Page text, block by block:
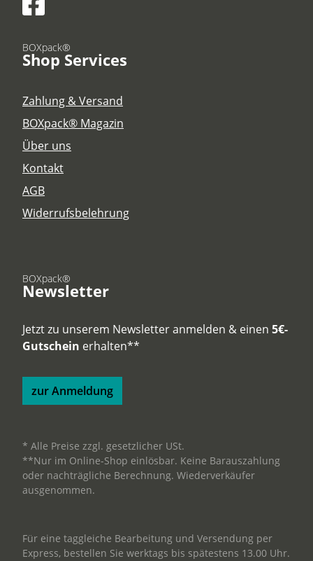
BOXpack®
Shop Services
Zahlung & Versand
BOXpack® Magazin
Über uns
Kontakt
AGB
Widerrufsbelehrung
BOXpack®
Newsletter
Jetzt zu unserem Newsletter anmelden & einen 5€-
Gutschein erhalten**
zur Anmeldung
* Alle Preise zzgl. gesetzlicher USt.
**Nur im Online-Shop einlösbar. Keine Barauszahlung
oder nachträgliche Berechnung. Wiederverkäufer
ausgenommen.
Für eine taggleiche Bearbeitung und Versendung per
Express, bestellen Sie werktags bis spätestens 13.00 Uhr.